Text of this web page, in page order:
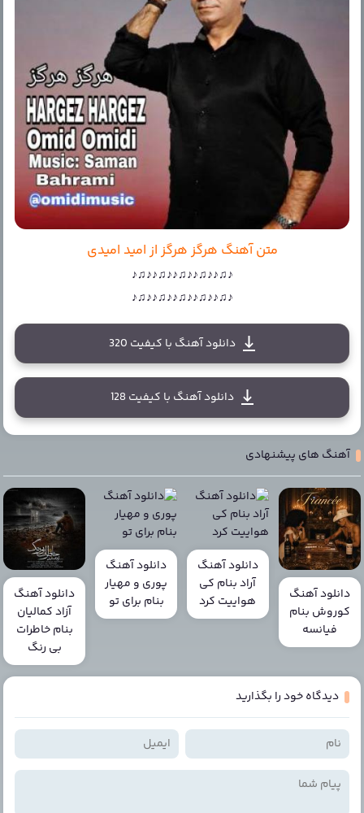
متن آهنگ هرگز هرگز از امید امیدی
♪♫♪♪♫♪♪♫♪♪♫♪♪♫♪
♪♫♪♪♫♪♪♫♪♪♫♪♪♫♪
دانلود آهنگ با کیفیت 320
دانلود آهنگ با کیفیت 128
آهنگ های پیشنهادی
دانلود آهنگ
کوروش بنام
فیانسه
دانلود آهنگ
آراد بنام کی
هواییت کرد
دانلود آهنگ
پوری و مهیار
بنام برای تو
دانلود آهنگ
آزاد کمالیان
بنام خاطرات
بی رنگ
دیدگاه خود را بگذارید